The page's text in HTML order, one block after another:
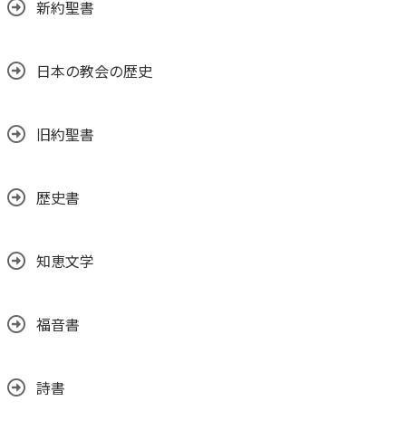
新約聖書
日本の教会の歴史
旧約聖書
歴史書
知恵文学
福音書
詩書